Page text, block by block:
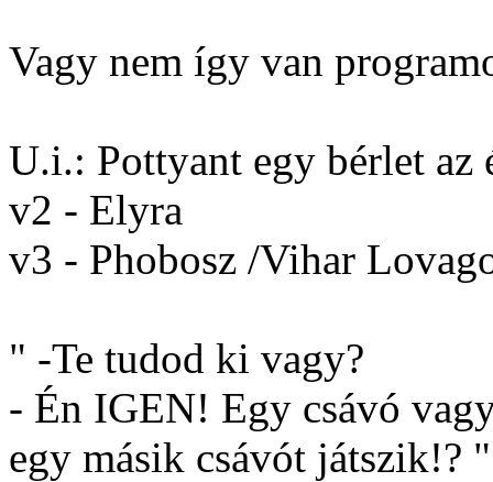
Vagy nem így van
U.i.: Pottyant egy bérlet az
v2 - Elyra
v3 - Phobosz /Vihar
" -Te tudod ki vagy?
- Én IGEN! Egy csávó
egy másik csávót játszik!? "